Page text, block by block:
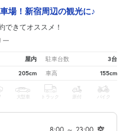
場！新宿周辺の観光に♪
できてオススメ！
ー
屋内 駐車台数 3台
205cm 車高 155cm
大型車 トラック 原付 バイク